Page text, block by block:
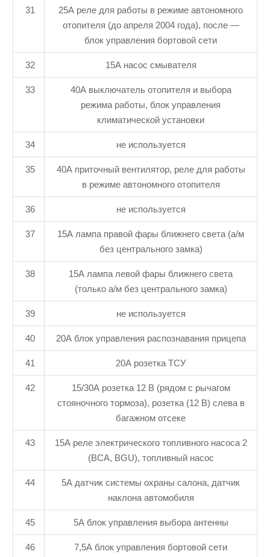
31
25А реле для работы в режиме автономного
отопителя (до апреля 2004 года), после —
блок управления бортовой сети
32 15А насос смывателя
33
40А выключатель отопителя и выбора
режима работы, блок управления
климатической установки
34 не используется
35
40А приточный вентилятор, реле для работы
в режиме автономного отопителя
36 не используется
37
15А лампа правой фары ближнего света (а/м
без центрального замка)
38
15А лампа левой фары ближнего света
(только а/м без центрального замка)
39 не используется
40 20А блок управления распознавания прицепа
41 20А розетка ТСУ
42
15/30А розетка 12 В (рядом с рычагом
стояночного тормоза), розетка (12 В) слева в
багажном отсеке
43
15А реле электрического топливного насоса 2
(ВСА, BGU), топливный насос
44
5А датчик системы охраны салона, датчик
наклона автомобиля
45 5А блок управления выбора антенны
46 7,5А блок управления бортовой сети